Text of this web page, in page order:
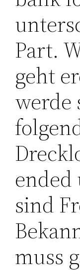
Part.
geht
werde
ended
sind
muss